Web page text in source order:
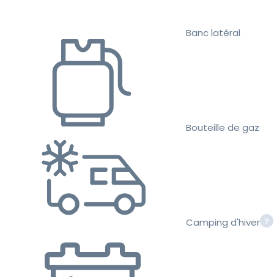
Banc latéral
Bouteille de gaz
Camping d'hiver